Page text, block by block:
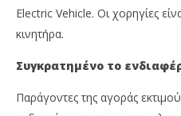
Electric Vehicle. Οι χορηγίες
κινητήρα.
Συγκρατημένο το
Παράγοντες της αγοράς